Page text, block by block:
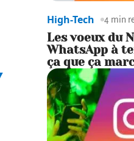
High-Tech 4 min
Les voeux du
WhatsApp à
ça que ça